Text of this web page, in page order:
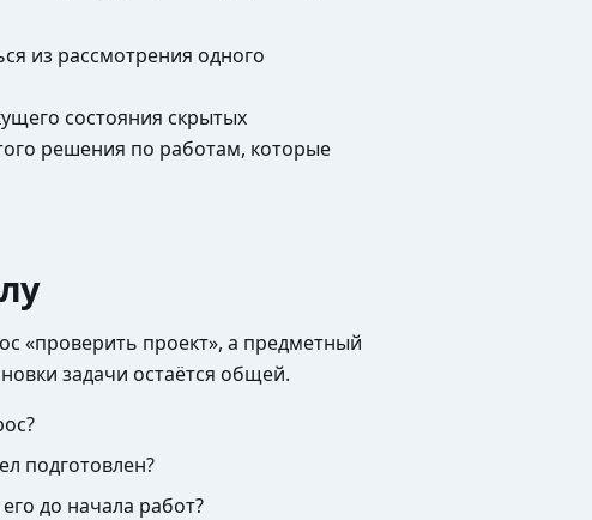
из рассмотрения одного
состояния скрытых
решения по работам, которые
«проверить проект», а предметный
задачи остаётся общей.
подготовлен?
до начала работ?